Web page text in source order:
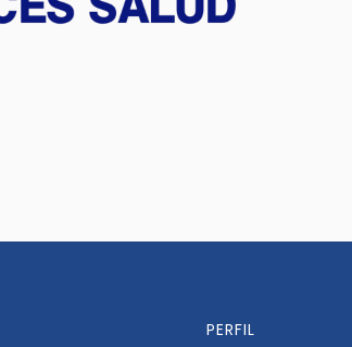
PERFIL